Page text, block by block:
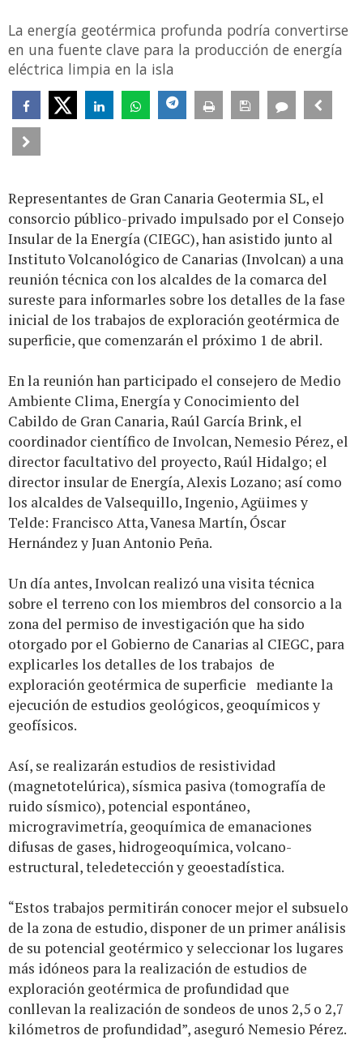
La energía geotérmica profunda podría convertirse
en una fuente clave para la producción de energía
eléctrica limpia en la isla
Representantes de Gran Canaria Geotermia SL, el
consorcio público-privado impulsado por el Consejo
Insular de la Energía (CIEGC), han asistido junto al
Instituto Volcanológico de Canarias (Involcan) a una
reunión técnica con los alcaldes de la comarca del
sureste para informarles sobre los detalles de la fase
inicial de los trabajos de exploración geotérmica de
superficie, que comenzarán el próximo 1 de abril.
En la reunión han participado el consejero de Medio
Ambiente Clima, Energía y Conocimiento del
Cabildo de Gran Canaria, Raúl García Brink, el
coordinador científico de Involcan, Nemesio Pérez, el
director facultativo del proyecto, Raúl Hidalgo; el
director insular de Energía, Alexis Lozano; así como
los alcaldes de Valsequillo, Ingenio, Agüimes y
Telde: Francisco Atta, Vanesa Martín, Óscar
Hernández y Juan Antonio Peña.
Un día antes, Involcan realizó una visita técnica
sobre el terreno con los miembros del consorcio a la
zona del permiso de investigación que ha sido
otorgado por el Gobierno de Canarias al CIEGC, para
explicarles los detalles de los trabajos de
exploración geotérmica de superficie mediante la
ejecución de estudios geológicos, geoquímicos y
geofísicos.
Así, se realizarán estudios de resistividad
(magnetotelúrica), sísmica pasiva (tomografía de
ruido sísmico), potencial espontáneo,
microgravimetría, geoquímica de emanaciones
difusas de gases, hidrogeoquímica, volcano-
estructural, teledetección y geoestadística.
“Estos trabajos permitirán conocer mejor el subsuelo
de la zona de estudio, disponer de un primer análisis
de su potencial geotérmico y seleccionar los lugares
más idóneos para la realización de estudios de
exploración geotérmica de profundidad que
conllevan la realización de sondeos de unos 2,5 o 2,7
kilómetros de profundidad”, aseguró Nemesio Pérez.